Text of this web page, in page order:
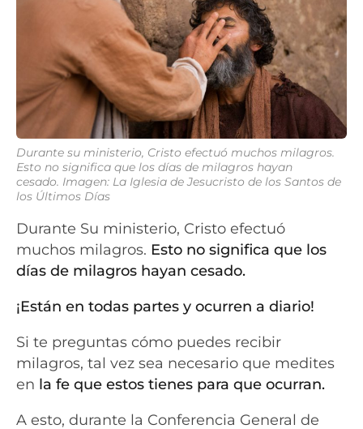
Durante su ministerio, Cristo efectuó muchos milagros.
Esto no significa que los días de milagros hayan
cesado. Imagen: La Iglesia de Jesucristo de los Santos de
los Últimos Días
Durante Su ministerio, Cristo efectuó
muchos milagros. Esto no significa que los
días de milagros hayan cesado.
¡Están en todas partes y ocurren a diario!
Si te preguntas cómo puedes recibir
milagros, tal vez sea necesario que medites
en la fe que estos tienes para que ocurran.
A esto, durante la Conferencia General de